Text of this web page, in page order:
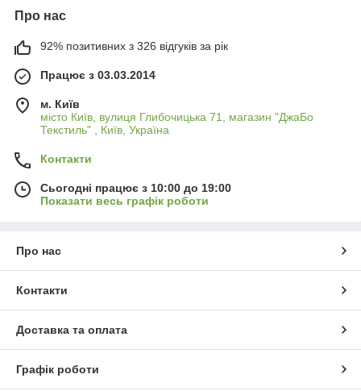
Про нас
92% позитивних з 326 відгуків за рік
Працює з 03.03.2014
м. Київ
місто Київ, вулиця Глибочицька 71, магазин "ДжаБо
Текстиль" , Київ, Україна
Контакти
Сьогодні працює з 10:00 до 19:00
Показати весь графік роботи
Про нас
Контакти
Доставка та оплата
Графік роботи